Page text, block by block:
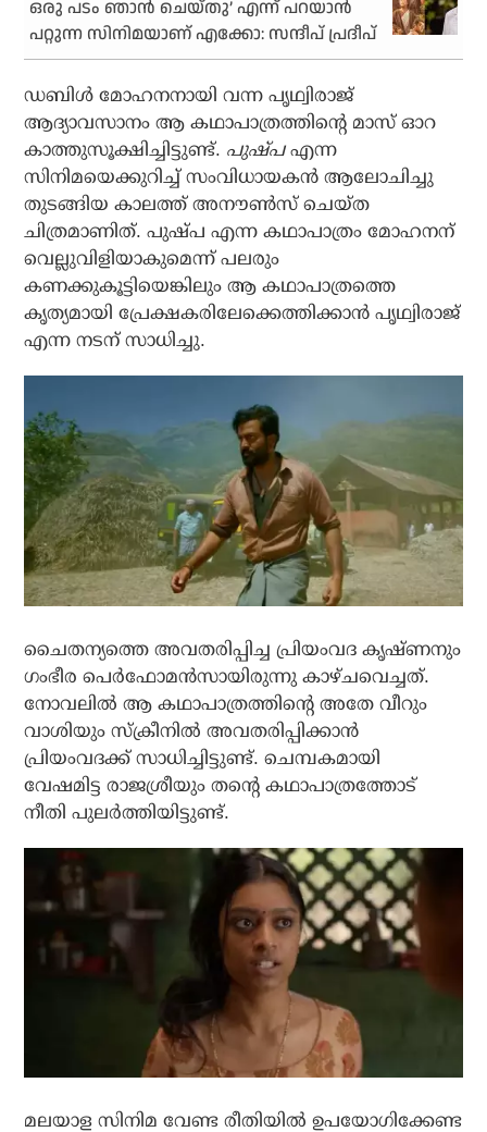
ഒരു പടം ഞാന്‍ ചെയ്തു’ എന്ന് പറയാന്‍
പറ്റുന്ന സിനിമയാണ് എക്കോ: സന്ദീപ് പ്രദീപ്
ഡബിള്‍ മോഹനനായി വന്ന പൃഥ്വിരാജ്
ആദ്യാവസാനം ആ കഥാപാത്രത്തിന്റെ മാസ് ഓറ
കാത്തുസൂക്ഷിച്ചിട്ടുണ്ട്. പുഷ്പഎന്ന
സിനിമയെക്കുറിച്ച് സംവിധായകന്‍ ആലോചിച്ചു
തുടങ്ങിയ കാലത്ത് അനൗണ്‍സ് ചെയ്ത
ചിത്രമാണിത്. പുഷ്പ എന്ന കഥാപാത്രം മോഹനന്
വെല്ലുവിളിയാകുമെന്ന് പലരും
കണക്കുകൂട്ടിയെങ്കിലും ആ കഥാപാത്രത്തെ
കൃത്യമായി പ്രേക്ഷകരിലേക്കെത്തിക്കാന്‍ പൃഥ്വിരാജ്
എന്ന നടന് സാധിച്ചു.
ചൈതന്യത്തെ അവതരിപ്പിച്ച പ്രിയംവദ കൃഷ്ണനും
ഗംഭീര പെര്‍ഫോമന്‍സായിരുന്നു കാഴ്ചവെച്ചത്.
നോവലില്‍ ആ കഥാപാത്രത്തിന്റെ അതേ വീറും
വാശിയും സ്‌ക്രീനില്‍ അവതരിപ്പിക്കാന്‍
പ്രിയംവദക്ക് സാധിച്ചിട്ടുണ്ട്. ചെമ്പകമായി
വേഷമിട്ട രാജശ്രീയും തന്റെ കഥാപാത്രത്തോട്
നീതി പുലര്‍ത്തിയിട്ടുണ്ട്.
മലയാള സിനിമ വേണ്ട രീതിയില്‍ ഉപയോഗിക്കേണ്ട